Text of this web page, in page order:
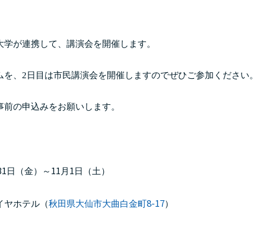
が連携して、講演会を開催します。
、 2 日目は市民講演会を開催しますのでぜひご参加ください。
の申込みをお願いします。
日（金）～ 11 月 1 日（土）
ヤホテル（秋田県大仙市大曲白金町8-17）